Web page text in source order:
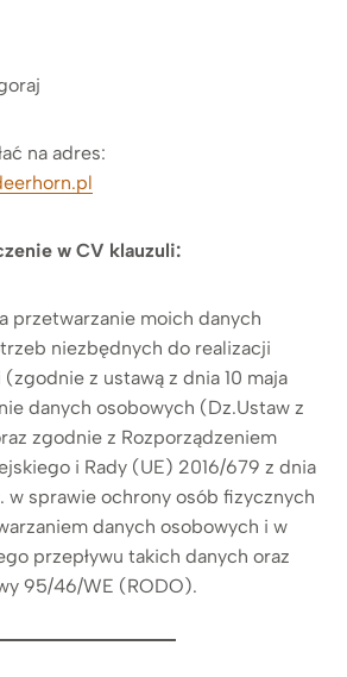
na adres:
w CV klauzuli:
przetwarzanie moich danych
niezbędnych do realizacji
z ustawą z dnia 10 maja
danych osobowych (Dz.Ustaw z
zgodnie z Rozporządzeniem
i Rady (UE) 2016/679 z dnia
w sprawie ochrony osób fizycznych
danych osobowych i w
przepływu takich danych oraz
95/46/WE (RODO).